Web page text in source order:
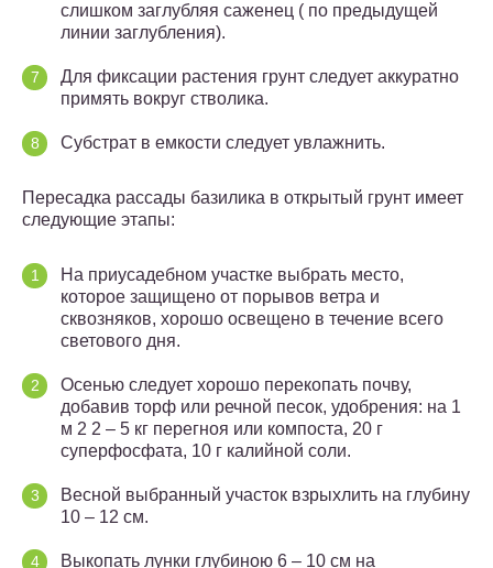
слишком заглубляя саженец ( по предыдущей
линии заглубления).
Для фиксации растения грунт следует аккуратно
примять вокруг стволика.
Субстрат в емкости следует увлажнить.
Пересадка рассады базилика в открытый грунт имеет
следующие этапы:
На приусадебном участке выбрать место,
которое защищено от порывов ветра и
сквозняков, хорошо освещено в течение всего
светового дня.
Осенью следует хорошо перекопать почву,
добавив торф или речной песок, удобрения: на 1
м 2 2 – 5 кг перегноя или компоста, 20 г
суперфосфата, 10 г калийной соли.
Весной выбранный участок взрыхлить на глубину
10 – 12 см.
Выкопать лунки глубиною 6 – 10 см на